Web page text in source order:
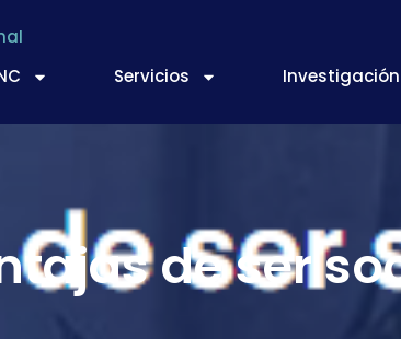
Servicios Investigación
de ser